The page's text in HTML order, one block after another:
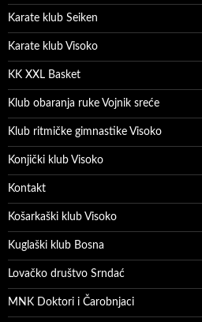
Karate klub Seiken
Karate klub Visoko
KK XXL Basket
Klub obaranja ruke Vojnik sreće
Klub ritmičke gimnastike Visoko
Konjički klub Visoko
Kontakt
Košarkaški klub Visoko
Kuglaški klub Bosna
Lovačko društvo Srndać
MNK Doktori i Čarobnjaci